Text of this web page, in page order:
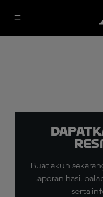
Buat akun
laporan hasil
serta